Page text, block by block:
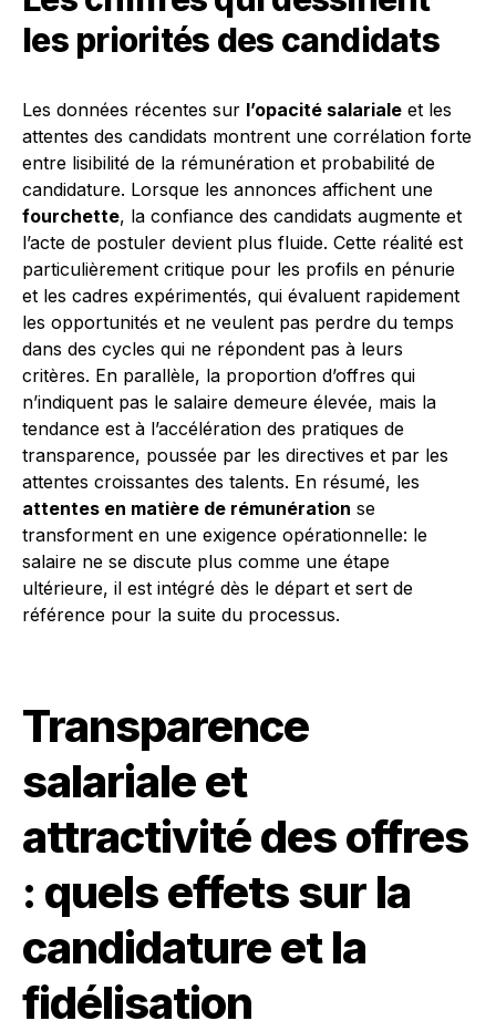
les priorités des candidats
Les données récentes sur l’opacité salariale et les
attentes des candidats montrent une corrélation forte
entre lisibilité de la rémunération et probabilité de
candidature. Lorsque les annonces affichent une
fourchette, la confiance des candidats augmente et
l’acte de postuler devient plus fluide. Cette réalité est
particulièrement critique pour les profils en pénurie
et les cadres expérimentés, qui évaluent rapidement
les opportunités et ne veulent pas perdre du temps
dans des cycles qui ne répondent pas à leurs
critères. En parallèle, la proportion d’offres qui
n’indiquent pas le salaire demeure élevée, mais la
tendance est à l’accélération des pratiques de
transparence, poussée par les directives et par les
attentes croissantes des talents. En résumé, les
attentes en matière de rémunération se
transforment en une exigence opérationnelle: le
salaire ne se discute plus comme une étape
ultérieure, il est intégré dès le départ et sert de
référence pour la suite du processus.
Transparence
salariale et
attractivité des offres
: quels effets sur la
candidature et la
fidélisation